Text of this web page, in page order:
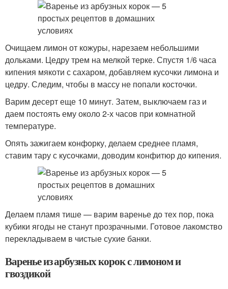
Очищаем лимон от кожуры, нарезаем небольшими
дольками. Цедру трем на мелкой терке. Спустя 1/6 часа
кипения мякоти с сахаром, добавляем кусочки лимона и
цедру. Следим, чтобы в массу не попали косточки.
Варим десерт еще 10 минут. Затем, выключаем газ и
даем постоять ему около 2-х часов при комнатной
температуре.
Опять зажигаем конфорку, делаем среднее пламя,
ставим тару с кусочками, доводим конфитюр до кипения.
Делаем пламя тише — варим варенье до тех пор, пока
кубики ягоды не станут прозрачными. Готовое лакомство
перекладываем в чистые сухие банки.
Варенье из арбузных корок с лимоном и
гвоздикой